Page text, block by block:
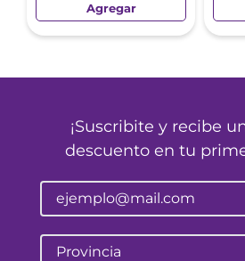
Agregar
¡Suscribite y recibe
descuento en tu
Provincia